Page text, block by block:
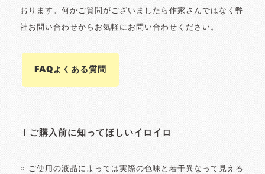
おります。何かご質問がございましたら作家さんではなく弊
社お問い合わせからお気軽にお問い合わせください。
FAQよくある質問
！ご購入前に知ってほしいイロイロ
○ ご使用の液晶によっては実際の色味と若干異なって見える